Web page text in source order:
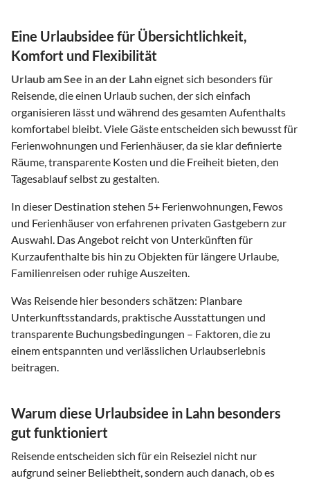
Eine Urlaubsidee für Übersichtlichkeit,
Komfort und Flexibilität
Urlaub am See in an der Lahneignet sich besonders für
Reisende, die einen Urlaub suchen, der sich einfach
organisieren lässt und während des gesamten Aufenthalts
komfortabel bleibt. Viele Gäste entscheiden sich bewusst für
Ferienwohnungen und Ferienhäuser, da sie klar definierte
Räume, transparente Kosten und die Freiheit bieten, den
Tagesablauf selbst zu gestalten.
In dieser Destination stehen 5+ Ferienwohnungen, Fewos
und Ferienhäuser von erfahrenen privaten Gastgebern zur
Auswahl. Das Angebot reicht von Unterkünften für
Kurzaufenthalte bis hin zu Objekten für längere Urlaube,
Familienreisen oder ruhige Auszeiten.
Was Reisende hier besonders schätzen: Planbare
Unterkunftsstandards, praktische Ausstattungen und
transparente Buchungsbedingungen – Faktoren, die zu
einem entspannten und verlässlichen Urlaubserlebnis
beitragen.
Warum diese Urlaubsidee in Lahn besonders
gut funktioniert
Reisende entscheiden sich für ein Reiseziel nicht nur
aufgrund seiner Beliebtheit, sondern auch danach, ob es